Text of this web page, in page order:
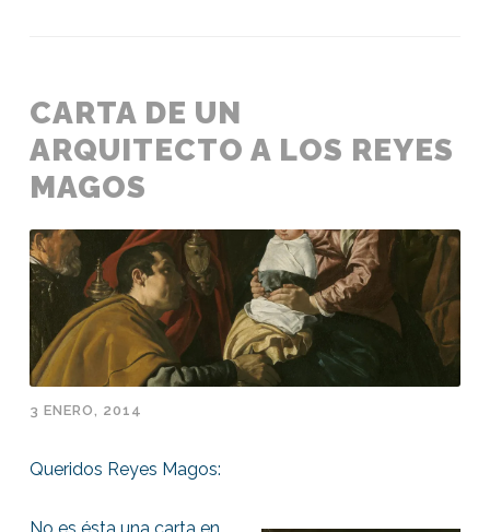
CARTA DE UN
ARQUITECTO A LOS REYES
MAGOS
3 ENERO, 2014
Queridos Reyes Magos: